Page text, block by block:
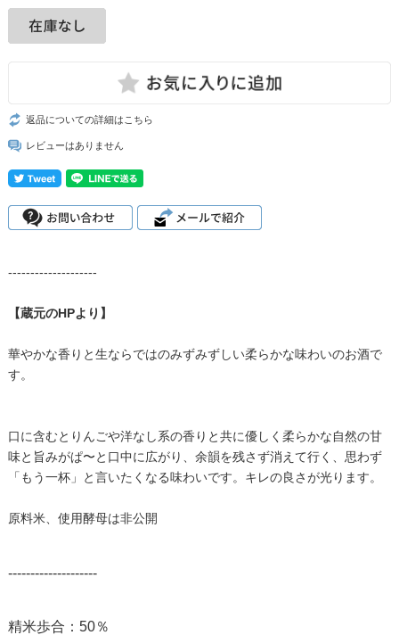
返品についての詳細はこちら
レビューはありません
--------------------
【蔵元のHPより】
華やかな香りと生ならではのみずみずしい柔らかな味わいのお酒で
す。
口に含むとりんごや洋なし系の香りと共に優しく柔らかな自然の甘
味と旨みがぱ〜と口中に広がり、余韻を残さず消えて行く、思わず
「もう一杯」と言いたくなる味わいです。キレの良さが光ります。
原料米、使用酵母は非公開
--------------------
精米歩合：50％